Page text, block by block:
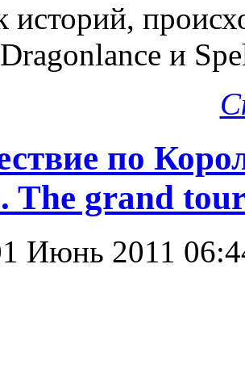
историй,
и
по
The grand
Июнь 2011